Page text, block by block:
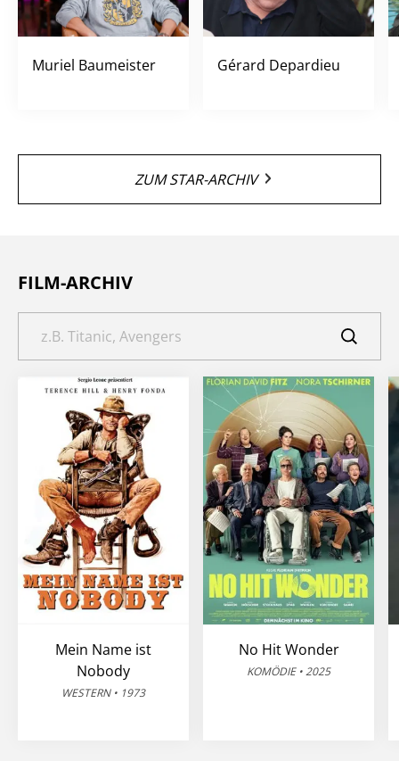
Muriel Baumeister Gérard Depardieu
ZUM STAR-ARCHIV
FILM-ARCHIV
Mein Name ist
Nobody
WESTERN • 1973
No Hit Wonder
KOMÖDIE • 2025